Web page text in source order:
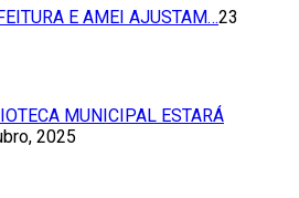
E AMEI AJUSTAM…23
MUNICIPAL ESTARÁ
2025